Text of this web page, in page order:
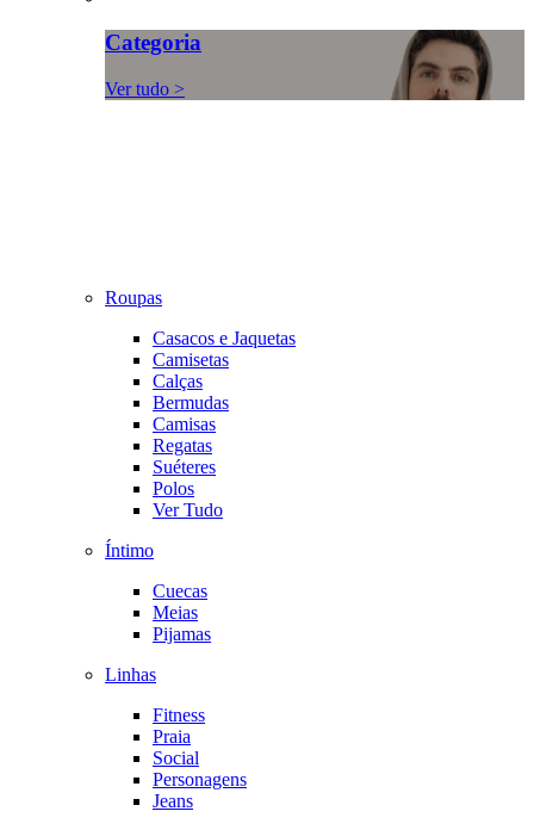
Categoria
Ver tudo >
Roupas
Casacos e Jaquetas
Camisetas
Calças
Bermudas
Camisas
Regatas
Suéteres
Polos
Ver Tudo
Íntimo
Cuecas
Meias
Pijamas
Linhas
Fitness
Praia
Social
Personagens
Jeans